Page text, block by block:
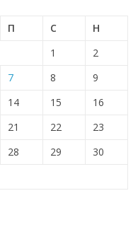
П С
Н
1
2
7 8
9
14 15
16
21 22
23
28 29
30